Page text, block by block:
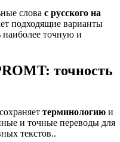
слова с русского на
подходящие варианты
точную и
точность
терминологию и
и точные переводы для
текстов..